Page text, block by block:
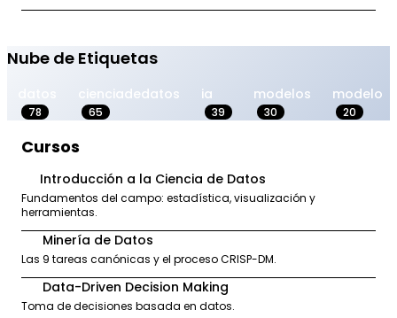
Nube de Etiquetas
78
cienciadedatos
65
ia
39
modelos
30
modelo
20
Cursos
Introducción a la Ciencia de Datos
Fundamentos del campo: estadística, visualización y
herramientas.
Minería de Datos
Las 9 tareas canónicas y el proceso CRISP-DM.
Data-Driven Decision Making
Toma de decisiones basada en datos.